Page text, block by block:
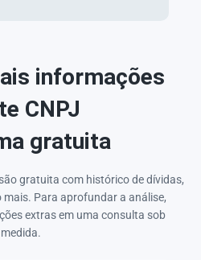
informações
CNPJ
gratuita
gratuita com histórico de dívidas,
Para aprofundar a análise,
extras em uma consulta sob
medida.